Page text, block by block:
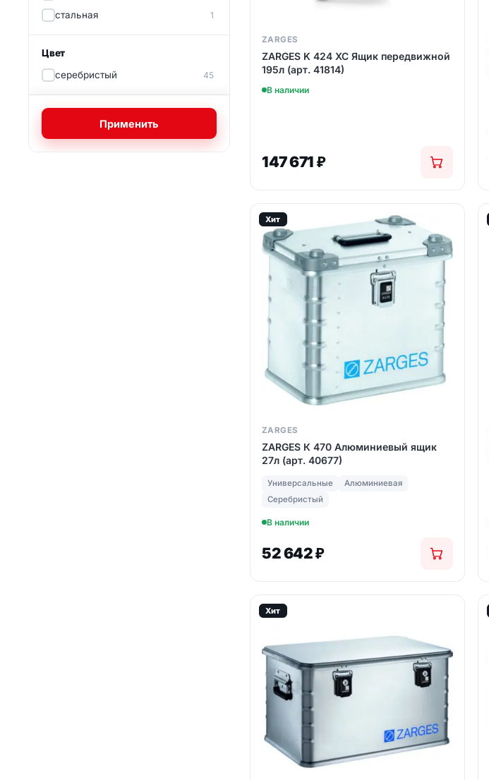
стальная 1
Цвет
серебристый
45
Применить
ZARGES
ZARGES K 424 XC Ящик передвижной
195л (арт. 41814)
В наличии
147 671 ₽
Хит
ZARGES
ZARGES К 470 Алюминиевый ящик
27л (арт. 40677)
Универсальные
Алюминиевая
Серебристый
В наличии
52 642₽
Хит